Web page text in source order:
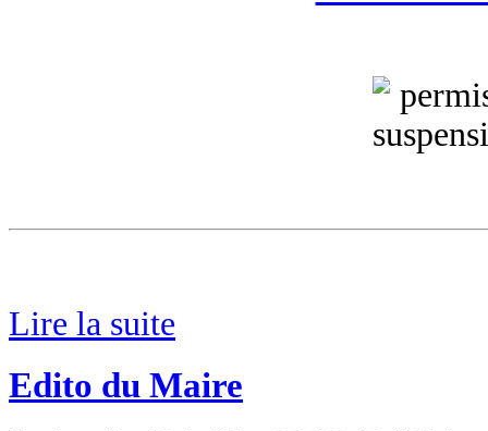
Lire la suite
Edito du Maire